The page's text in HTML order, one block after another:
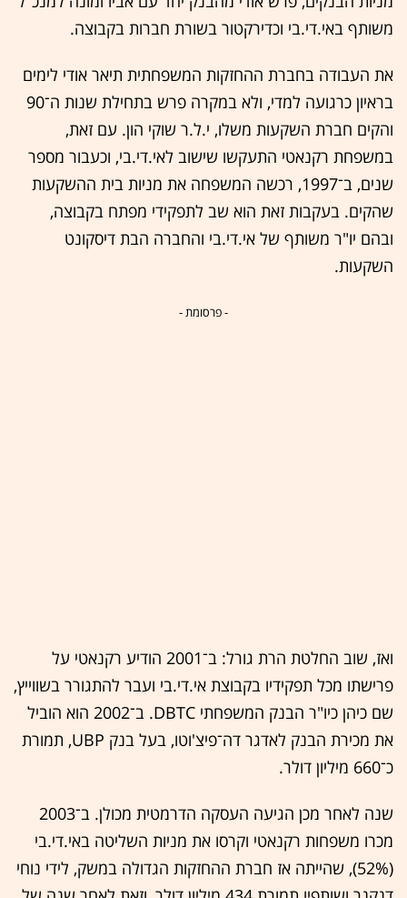
משותף באי.די.בי וכדירקטור בשורת חברות בקבוצה.
את העבודה בחברת ההחזקות המשפחתית תיאר אודי לימים
בראיון כרגועה למדי, ולא במקרה פרש בתחילת שנות ה־90
והקים חברת השקעות משלו, י.ל.ר שוקי הון. עם זאת,
במשפחת רקנאטי התעקשו שישוב לאי.די.בי, וכעבור מספר
שנים, ב־1997, רכשה המשפחה את מניות בית ההשקעות
שהקים. בעקבות זאת הוא שב לתפקידי מפתח בקבוצה,
ובהם יו"ר משותף של אי.די.בי והחברה הבת דיסקונט
השקעות.
- פרסומת -
ואז, שוב החלטת הרת גורל: ב־2001 הודיע רקנאטי על
פרישתו מכל תפקידיו בקבוצת אי.די.בי ועבר להתגורר בשווייץ,
שם כיהן כיו"ר הבנק המשפחתי DBTC. ב־2002 הוא הוביל
את מכירת הבנק לאדגר דה־פיצ'וטו, בעל בנק UBP, תמורת
כ־660 מיליון דולר.
שנה לאחר מכן הגיעה העסקה הדרמטית מכולן. ב־2003
מכרו משפחות רקנאטי וקרסו את מניות השליטה באי.די.בי
(52%), שהייתה אז חברת ההחזקות הגדולה במשק, לידי נוחי